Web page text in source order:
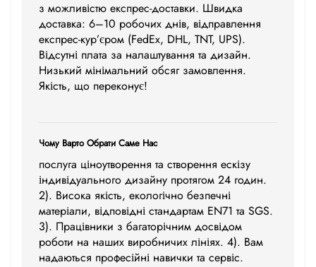
з можливістю експрес-доставки. Швидка
доставка: 6–10 робочих днів, відправлення
експрес-кур’єром (FedEx, DHL, TNT, UPS).
Відсутні плата за налаштування та дизайн.
Низький мінімальний обсяг замовлення.
Якість, що переконує!
Чому Варто Обрати Саме Нас
послуга ціноутворення та створення ескізу
індивідуального дизайну протягом 24 годин.
2). Висока якість, екологічно безпечні
матеріали, відповідні стандартам EN71 та SGS.
3). Працівники з багаторічним досвідом
роботи на наших виробничих лініях. 4). Вам
надаються професійні навички та сервіс.